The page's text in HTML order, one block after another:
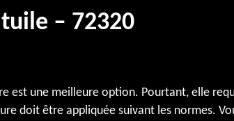
– 72320
est une meilleure option. Pourtant, elle
doit être appliquée suivant les normes.